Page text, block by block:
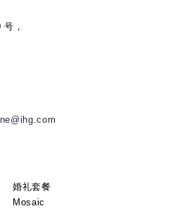
，
婚礼套餐
Mosaic